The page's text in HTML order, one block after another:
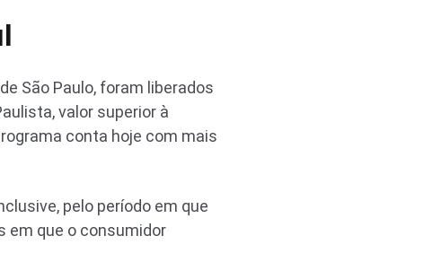
São Paulo, foram liberados
valor superior à
conta hoje com mais
pelo período em que
em que o consumidor